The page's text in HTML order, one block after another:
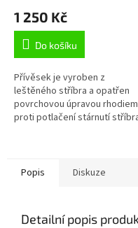
1 250 Kč
Do košíku
Přívěsek je vyroben z
leštěného stříbra a opatřen
povrchovou úpravou rhodiem
proti potlačení stárnutí
Popis Diskuze
Detailní popis